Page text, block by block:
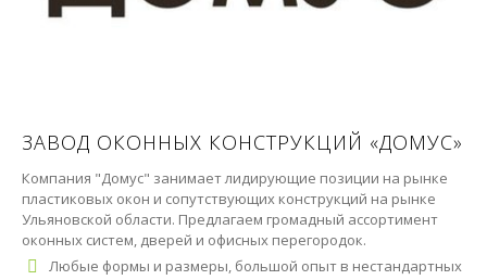
ЗАВОД ОКОННЫХ КОНСТРУКЦИЙ «ДОМУС»
Компания "Домус" занимает лидирующие позиции на рынке
пластиковых окон и сопутствующих конструкций на рынке
Ульяновской области. Предлагаем громадный ассортимент
оконных систем, дверей и офисных перегородок.
Любые формы и размеры, большой опыт в нестандартных